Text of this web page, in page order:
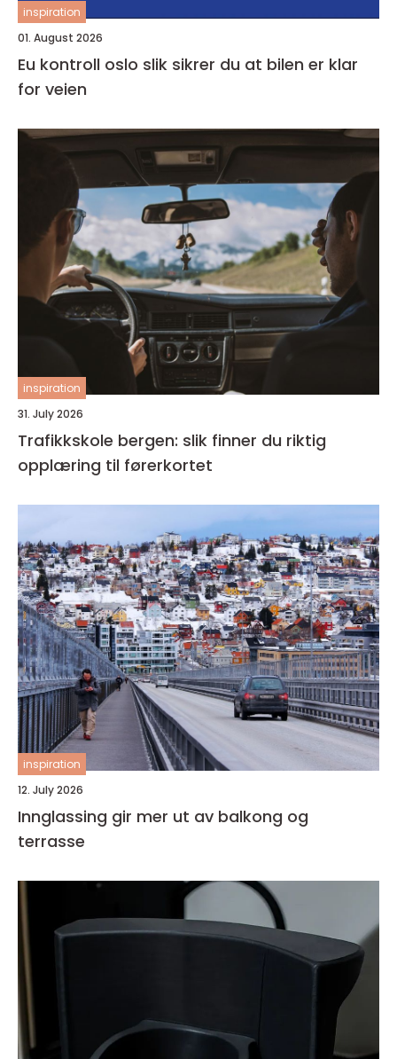
inspiration
01. August 2026
Eu kontroll oslo slik sikrer du at bilen er klar
for veien
inspiration
31. July 2026
Trafikkskole bergen: slik finner du riktig
opplæring til førerkortet
inspiration
12. July 2026
Innglassing gir mer ut av balkong og
terrasse